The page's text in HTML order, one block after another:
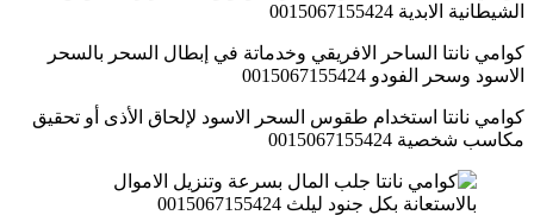
الشيطانية الابدية 0015067155424
كوامي نانتا الساحر الافريقي وخدماتة في إبطال السحر بالسحر
الاسود وسحر الفودو 0015067155424
كوامي نانتا استخدام طقوس السحر الاسود لإلحاق الأذى أو تحقيق
مكاسب شخصية 0015067155424